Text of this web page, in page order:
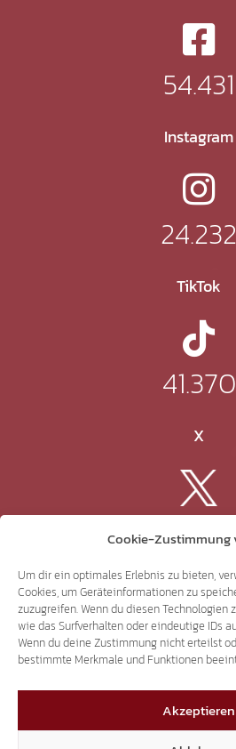
Cookie-Zustimmung
Um dir ein optimales Erlebnis zu bieten,
Cookies, um Geräteinformationen zu
zuzugreifen. Wenn du diesen Technologien
wie das Surfverhalten oder eindeutige IDs
Wenn du deine Zustimmung nicht erteilst
bestimmte Merkmale und Funktionen
Akzeptieren
54.431
Instagram
24.232
TikTok
41.370
X
3.507
Threads
3.401
YouTube